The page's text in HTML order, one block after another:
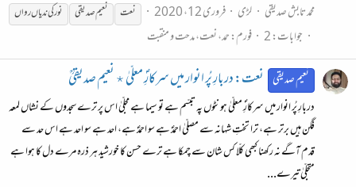
محمد تابش صدیقی
لڑی فروری 12، 2020 نعت نعیم صدیقی نورکیندیاںرواں
جوابات: 2 فورم:حمد، نعت، مدحت و منقبت
نعیم صدیقی نعت: دربارِ پُر انوار میں سرکارِؐ معلّیٰ ٭ نعیم صدیقیؒ
دربارِ پُر انوار میں سرکارِؐ معلّیٰ ہونٹوں پہ تبسّم ہے تو سیما ہے مجلّیٰ اس پر ترے سجدوں کے نشاں لمعہ
فگن ہیں برتر ہے، ترا تختِ شہانہ سے مصلّیٰ احمدؐ ہے سو احمدؐ ہے، احد ہے سو احد ہے اس حد سے
قدم آگے نہ رکھنا کبھی کلّا کس شان سے چمکا ہے ترے حسن کا خورشید ہر ذره مرے دل کا ہوا ہے
متجلّیٰ تیرے...